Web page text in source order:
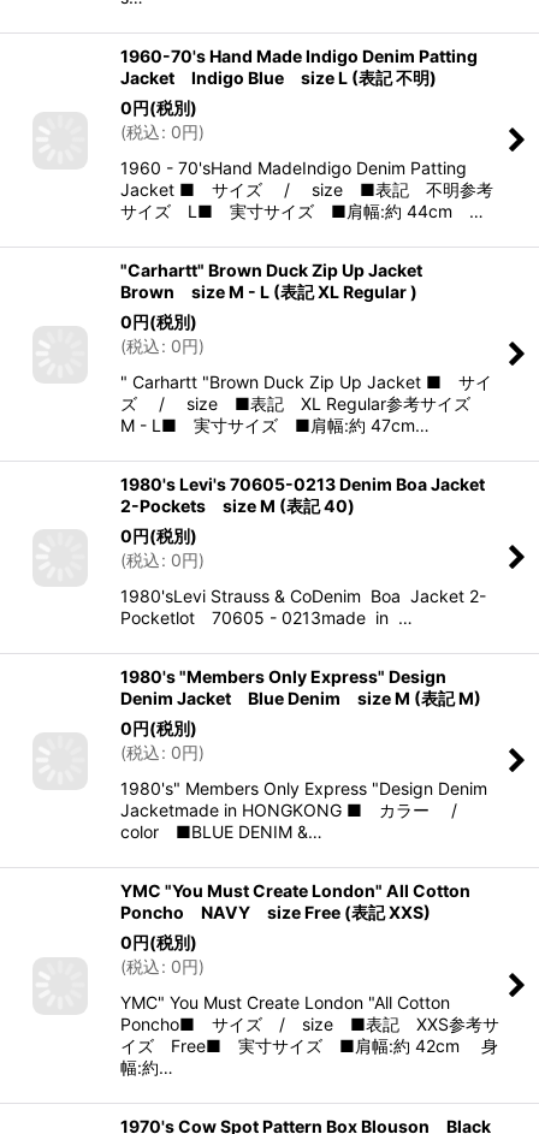
1960-70's Hand Made Indigo Denim Patting
Jacket Indigo Blue size L (表記 不明)
0円(税別)
(税込: 0円)
1960 - 70'sHand MadeIndigo Denim Patting
Jacket ■ サイズ / size ■表記 不明参考
サイズ L■ 実寸サイズ ■肩幅:約 44cm …
"Carhartt" Brown Duck Zip Up Jacket
Brown size M - L (表記 XL Regular )
0円(税別)
(税込: 0円)
" Carhartt "Brown Duck Zip Up Jacket ■ サイ
ズ / size ■表記 XL Regular参考サイズ
M - L■ 実寸サイズ ■肩幅:約 47cm…
1980's Levi's 70605-0213 Denim Boa Jacket
2-Pockets size M (表記 40)
0円(税別)
(税込: 0円)
1980'sLevi Strauss & CoDenim Boa Jacket 2-
Pocketlot 70605 - 0213made in …
1980's "Members Only Express" Design
Denim Jacket Blue Denim size M (表記 M)
0円(税別)
(税込: 0円)
1980's" Members Only Express "Design Denim
Jacketmade in HONGKONG ■ カラー /
color ■BLUE DENIM &…
YMC "You Must Create London" All Cotton
Poncho NAVY size Free (表記 XXS)
0円(税別)
(税込: 0円)
YMC" You Must Create London "All Cotton
Poncho■ サイズ / size ■表記 XXS参考サ
イズ Free■ 実寸サイズ ■肩幅:約 42cm 身
幅:約…
1970's Cow Spot Pattern Box Blouson Black